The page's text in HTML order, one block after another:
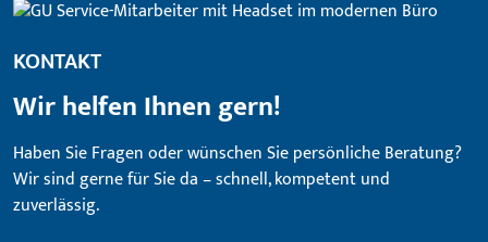
KONTAKT
Wir helfen Ihnen gern!
Haben Sie Fragen oder wünschen Sie persönliche Beratung?
Wir sind gerne für Sie da – schnell, kompetent und
zuverlässig.